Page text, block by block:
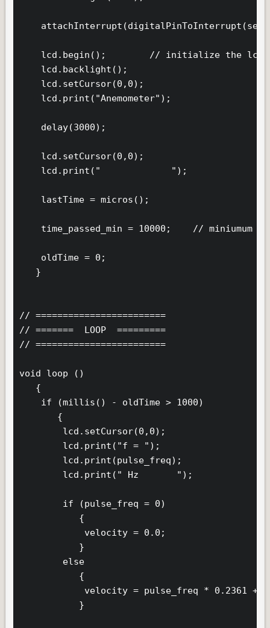
    lcd.begin();        // initialize the lcd
    lcd.backlight();
    lcd.setCursor(0,0);
    lcd.print("Anemometer");
    delay(3000);
    lcd.setCursor(0,0);
    lcd.print("             ");
    lastTime = micros();
time_passed_min = 10000;    // miniumum
    oldTime = 0;
   }
// ========================
// =======  LOOP  =========
// ========================
void loop ()
   {
    if (millis() - oldTime > 1000)
       {
        lcd.setCursor(0,0);
        lcd.print("f = ");
        lcd.print(pulse_freq);
        lcd.print(" Hz       ");
        if (pulse_freq = 0)
           {
            velocity = 0.0;
           }
        else
           {
velocity = pulse_freq * 0.2361 +
           }